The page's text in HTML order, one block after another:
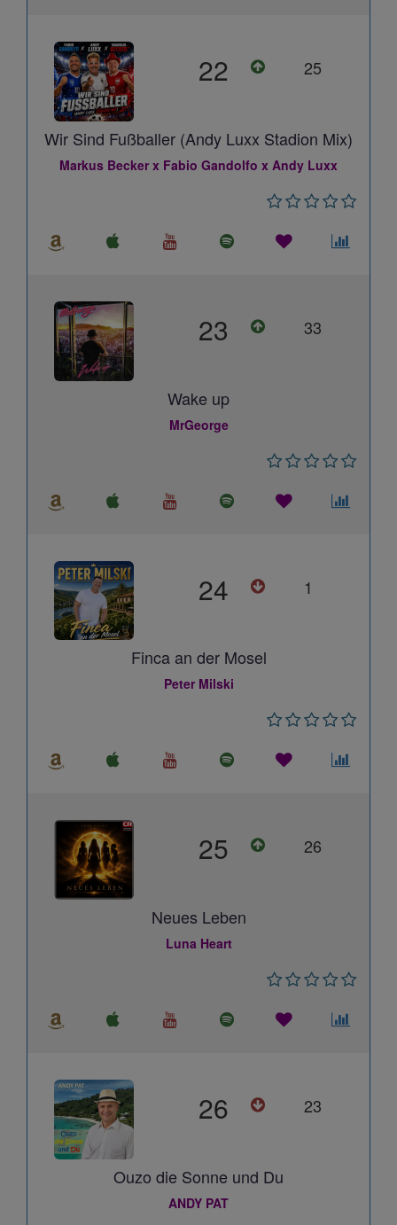
22 25
Wir Sind Fußballer (Andy Luxx Stadion Mix)
Markus Becker x Fabio Gandolfo x Andy Luxx
23 33
Wake up
MrGeorge
24 1
Finca an der Mosel
Peter Milski
25 26
Neues Leben
Luna Heart
26 23
Ouzo die Sonne und Du
ANDY PAT